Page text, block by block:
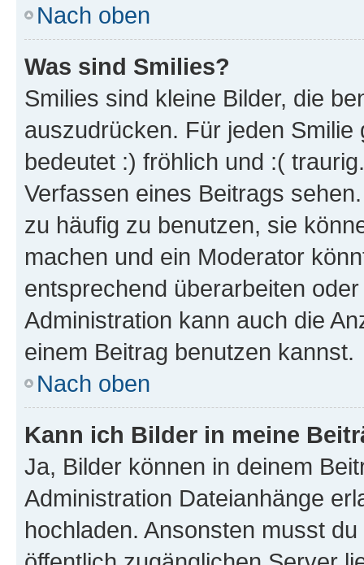
Nach oben
Was sind Smilies?
Smilies sind kleine Bilder, die
auszudrücken. Für jeden
bedeutet :) fröhlich und :(
Verfassen eines Beitrags
zu häufig zu benutzen, sie
machen und ein Moderator
entsprechend überarbeiten
Administration kann auch die
einem Beitrag benutzen kannst.
Nach oben
Kann ich Bilder in meine
Ja, Bilder können in deinem
Administration Dateianhänge
hochladen. Ansonsten musst